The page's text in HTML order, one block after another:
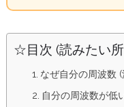
☆目次 (読みたい
なぜ自分の周波数
自分の周波数が低